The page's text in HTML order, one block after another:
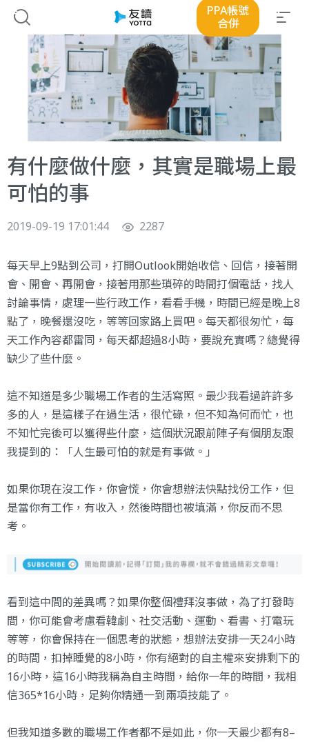
PPA帳號
合併
有什麼做什麼，其實是職場上最
可怕的事
2019-09-19 17:01:44 2287
每天早上9點到公司，打開Outlook開始收信、回信，接著開
會、開會、再開會，接著用那些瑣碎的時間打個電話，找人
討論事情，處理一些行政工作，看看手機，時間已經是晚上8
點了，晚餐還沒吃，等等回家路上買吧。每天都很匆忙，每
天工作內容都雷同，每天都超過8小時，要說充實嗎？總覺得
缺少了些什麼。
這不知道是多少職場工作者的生活寫照。最少我看過許許多
多的人，是這樣子在過生活，很忙碌，但不知為何而忙，也
不知忙完後可以獲得些什麼，這個狀況跟前陣子有個朋友跟
我提到的：「人生最可怕的就是有事做。」
如果你現在沒工作，你會慌，你會想辦法快點找份工作，但
是當你有工作，有收入，然後時間也被填滿，你反而不思
考。
看到這中間的差異嗎？如果你整個禮拜沒事做，為了打發時
間，你可能會考慮看韓劇、社交活動、運動、看書、打電玩
等等，你會保持在一個思考的狀態，想辦法安排一天24小時
的時間，扣掉睡覺的8小時，你有絕對的自主權來安排剩下的
16小時，這16小時我稱為自主時間，給你一年的時間，我相
信365*16小時，足夠你精通一到兩項技能了。
但我知道多數的職場工作者都不是如此，你一天最少都有8–